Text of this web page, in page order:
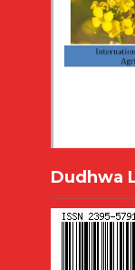
Dudhwa